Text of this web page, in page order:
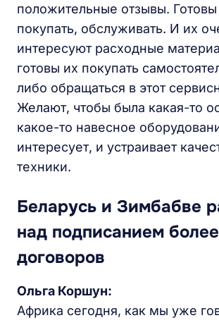
положительные отзывы.
покупать, обслуживать. И их
интересуют расходные
готовы их покупать
либо обращаться в этот
Желают, чтобы была какая-то
какое-то навесное
интересует, и устраивает
техники.
Беларусь и Зимбабве
над подписанием
договоров
Ольга Коршун:
Африка сегодня, как мы уже